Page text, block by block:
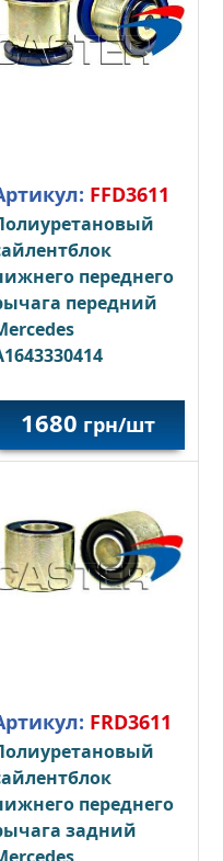
FFD3611
переднего
передний
1680 грн/шт
FRD3611
переднего
задний